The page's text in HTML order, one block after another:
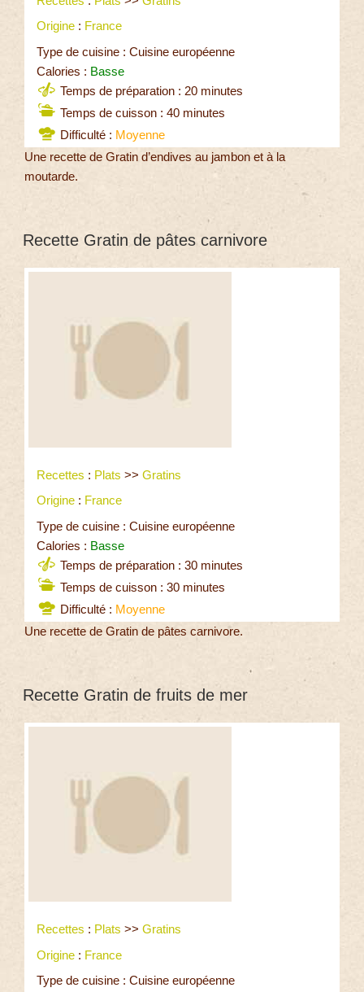
Origine : France
Type de cuisine : Cuisine européenne
Calories : Basse
Temps de préparation : 20 minutes
Temps de cuisson : 40 minutes
Difficulté : Moyenne
Une recette de Gratin d’endives au jambon et à la
moutarde.
Recette Gratin de pâtes carnivore
Recettes : Plats >> Gratins
Origine : France
Type de cuisine : Cuisine européenne
Calories : Basse
Temps de préparation : 30 minutes
Temps de cuisson : 30 minutes
Difficulté : Moyenne
Une recette de Gratin de pâtes carnivore.
Recette Gratin de fruits de mer
Recettes : Plats >> Gratins
Origine : France
Type de cuisine : Cuisine européenne